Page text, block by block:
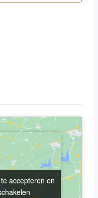
accepteren en
accepteren en